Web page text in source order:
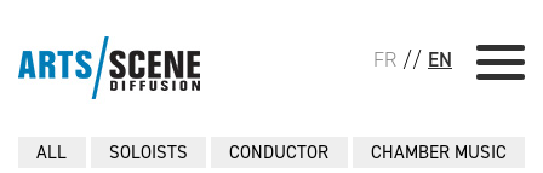
FR // EN
ALL SOLOISTS CONDUCTOR CHAMBER MUSIC